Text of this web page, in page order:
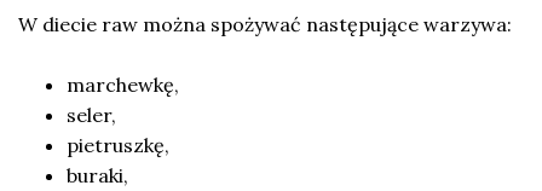
W diecie raw można spożywać następujące warzywa:
marchewkę,
seler,
pietruszkę,
buraki,